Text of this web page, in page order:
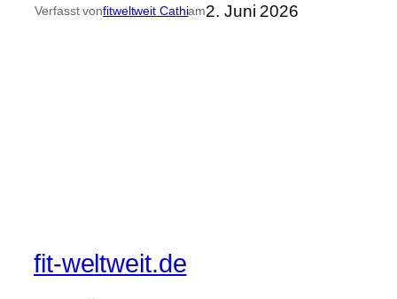
Verfasst vonfitweltweit Cathiam2. Juni 2026
fit-weltweit.de